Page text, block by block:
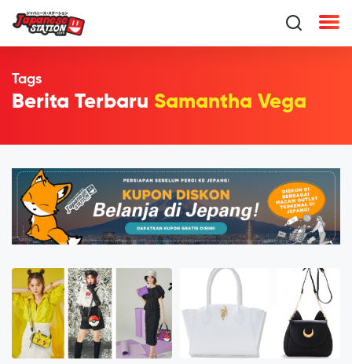
Tags
Berita Terbaru Samantha Vega